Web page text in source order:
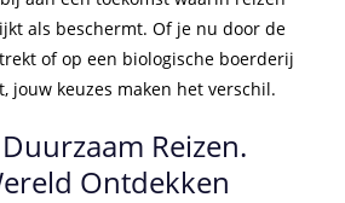
als beschermt. Of je nu door de
of op een biologische boerderij
jouw keuzes maken het verschil.
Reizen.
Ontdekken